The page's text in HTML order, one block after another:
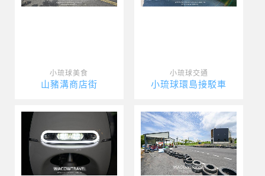
小琉球美食
山豬溝商店街
小琉球交通
小琉球環島接駁車